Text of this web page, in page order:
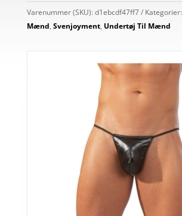
Varenummer (SKU): d1ebcdf47ff7 Kategorier:
Mænd, Svenjoyment, Undertøj Til Mænd